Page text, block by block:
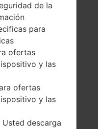
#10873
MINI
Mini TD-LTE →
de la
para
ofertas
y las
ofertas
y las
descarga